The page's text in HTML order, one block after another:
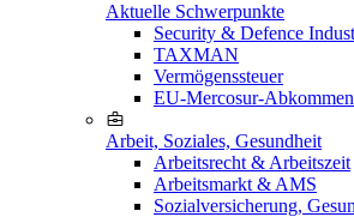
Aktuelle Schwerpunkte
Security & Defence
TAXMAN
Vermögenssteuer
EU-Mercosur-Abkommen
Arbeit, Soziales, Gesundheit
Arbeitsrecht & Arbeitszeit
Arbeitsmarkt & AMS
Sozialversicherung,